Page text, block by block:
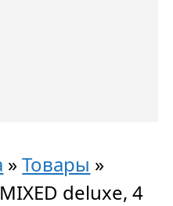
»Товары »
deluxe, 4